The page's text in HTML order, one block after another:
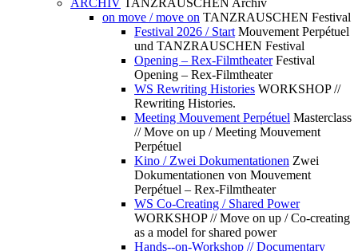
ARCHIV TANZRAUSCHEN Archiv
on move / move on TANZRAUSCHEN Festival
Festival 2026 / Start Mouvement Perpétuel
und TANZRAUSCHEN Festival
Opening – Rex-Filmtheater Festival
Opening – Rex-Filmtheater
WS Rewriting Histories WORKSHOP //
Rewriting Histories.
Meeting Mouvement Perpétuel Masterclass
// Move on up / Meeting Mouvement
Perpétuel
Kino / Zwei Dokumentationen Zwei
Dokumentationen von Mouvement
Perpétuel – Rex-Filmtheater
WS Co-Creating / Shared Power
WORKSHOP // Move on up / Co-creating
as a model for shared power
Hands--on-Workshop // Documentary